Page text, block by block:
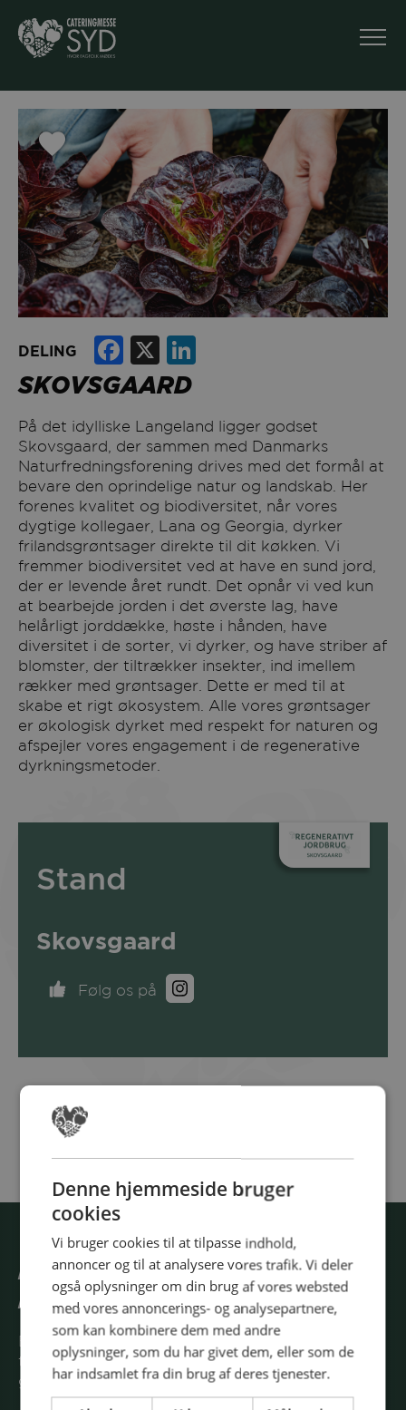
SKOVSGAARD
DELING Facebook
X
På det idylliske Langeland ligger godset
Skovsgaard, der sammen med Danmarks
Naturfredningsforening drives med det formål at
bevare den oprindelige natur og landskab. Her
forenes kvalitet og biodiversitet, når vores
dygtige kollegaer, Lana og Georgia, dyrker
frilandsgrøntsager direkte til dit køkken. Vi
fremmer biodiversitet ved at have en sund jord,
der er levende året rundt. Det opnår vi ved kun
at bearbejde jorden i det øverste lag, have
helårligt jorddække, høste i hånden, have
diversitet i de sorter, vi dyrker, og have striber af
blomster, der tiltrækker insekter, ind imellem
rækker med grøntsager. Dette er med til at
skabe et rigt økosystem. Alle vores grøntsager
er økologisk dyrket med respekt for naturen og
afspejler vores engagement i de regenerative
dyrkningsmetoder.
Stand
Skovsgaard
Følg os på
BOOK DIN GRATIS BILLET I
DAG
til en inspirerende dag, hvor passion for
gastronomi og velsmagende mad er i højsædet.
Denne hjemmeside bruger
cookies
Vi bruger cookies til at tilpasse indhold,
annoncer og til at analysere vores trafik. Vi deler
også oplysninger om din brug af vores websted
med vores annoncerings- og analysepartnere,
som kan kombinere dem med andre
oplysninger, som du har givet dem, eller som de
har indsamlet fra din brug af deres tjenester.